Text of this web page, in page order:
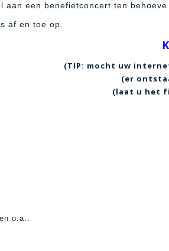
aan een benefietconcert ten
af en toe op.
(TIP: mocht uw
(er
(laat u het
o.a.: